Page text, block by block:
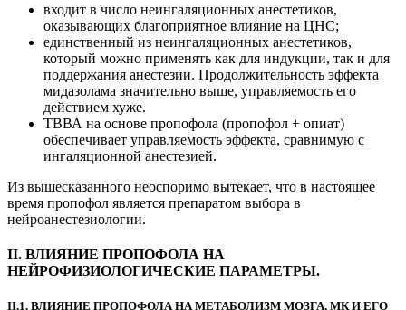
входит в число неингаляционных анестетиков,
оказывающих благоприятное влияние на ЦНС;
единственный из неингаляционных анестетиков,
который можно применять как для индукции, так и для
поддержания анестезии. Продолжительность эффекта
мидазолама значительно выше, управляемость его
действием хуже.
ТВВА на основе пропофола (пропофол + опиат)
обеспечивает управляемость эффекта, сравнимую с
ингаляционной анестезией.
Из вышесказанного неоспоримо вытекает, что в настоящее
время пропофол является препаратом выбора в
нейроанестезиологии.
II. ВЛИЯНИЕ ПРОПОФОЛА НА
НЕЙРОФИЗИОЛОГИЧЕСКИЕ ПАРАМЕТРЫ.
II.1. ВЛИЯНИЕ ПРОПОФОЛА НА МЕТАБОЛИЗМ МОЗГА, МК И ЕГО